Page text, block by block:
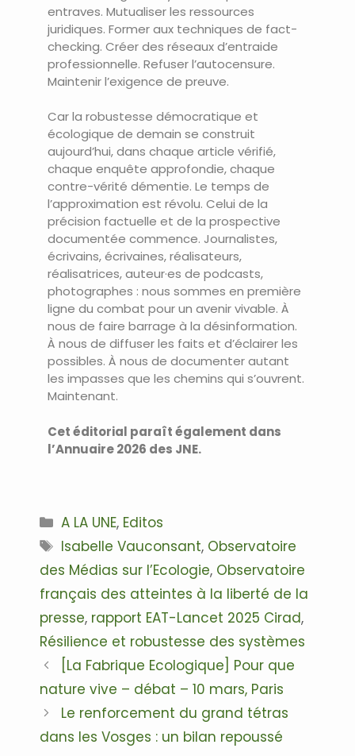
entraves. Mutualiser les ressources
juridiques. Former aux techniques de fact-
checking. Créer des réseaux d’entraide
professionnelle. Refuser l’autocensure.
Maintenir l’exigence de preuve.
Car la robustesse démocratique et
écologique de demain se construit
aujourd’hui, dans chaque article vérifié,
chaque enquête approfondie, chaque
contre-vérité démentie. Le temps de
l’approximation est révolu. Celui de la
précision factuelle et de la prospective
documentée commence. Journalistes,
écrivains, écrivaines, réalisateurs,
réalisatrices, auteur·es de podcasts,
photographes : nous sommes en première
ligne du combat pour un avenir vivable. À
nous de faire barrage à la désinformation.
À nous de diffuser les faits et d’éclairer les
possibles. À nous de documenter autant
les impasses que les chemins qui s’ouvrent.
Maintenant.
Cet éditorial paraît également dans
l’Annuaire 2026 des JNE.
A LA UNE, Editos
Isabelle Vauconsant, Observatoire
des Médias sur l’Ecologie, Observatoire
français des atteintes à la liberté de la
presse, rapport EAT-Lancet 2025 Cirad,
Résilience et robustesse des systèmes
[La Fabrique Ecologique] Pour que
nature vive – débat – 10 mars, Paris
Le renforcement du grand tétras
dans les Vosges : un bilan repoussé